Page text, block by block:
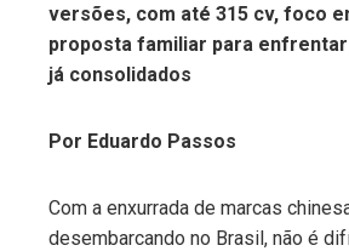
versões, com até 315 cv, foco
proposta familiar para
já consolidados
Por Eduardo Passos
Com a enxurrada de marcas
desembarcando no Brasil, não é